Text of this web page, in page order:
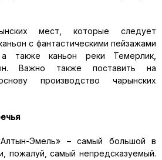
мест, которые следует
с фантастическими пейзажами
также каньон реки Темерлик,
Важно также поставить на
производство чарынских
Эмель» – самый большой в
пожалуй, самый непредсказуемый.